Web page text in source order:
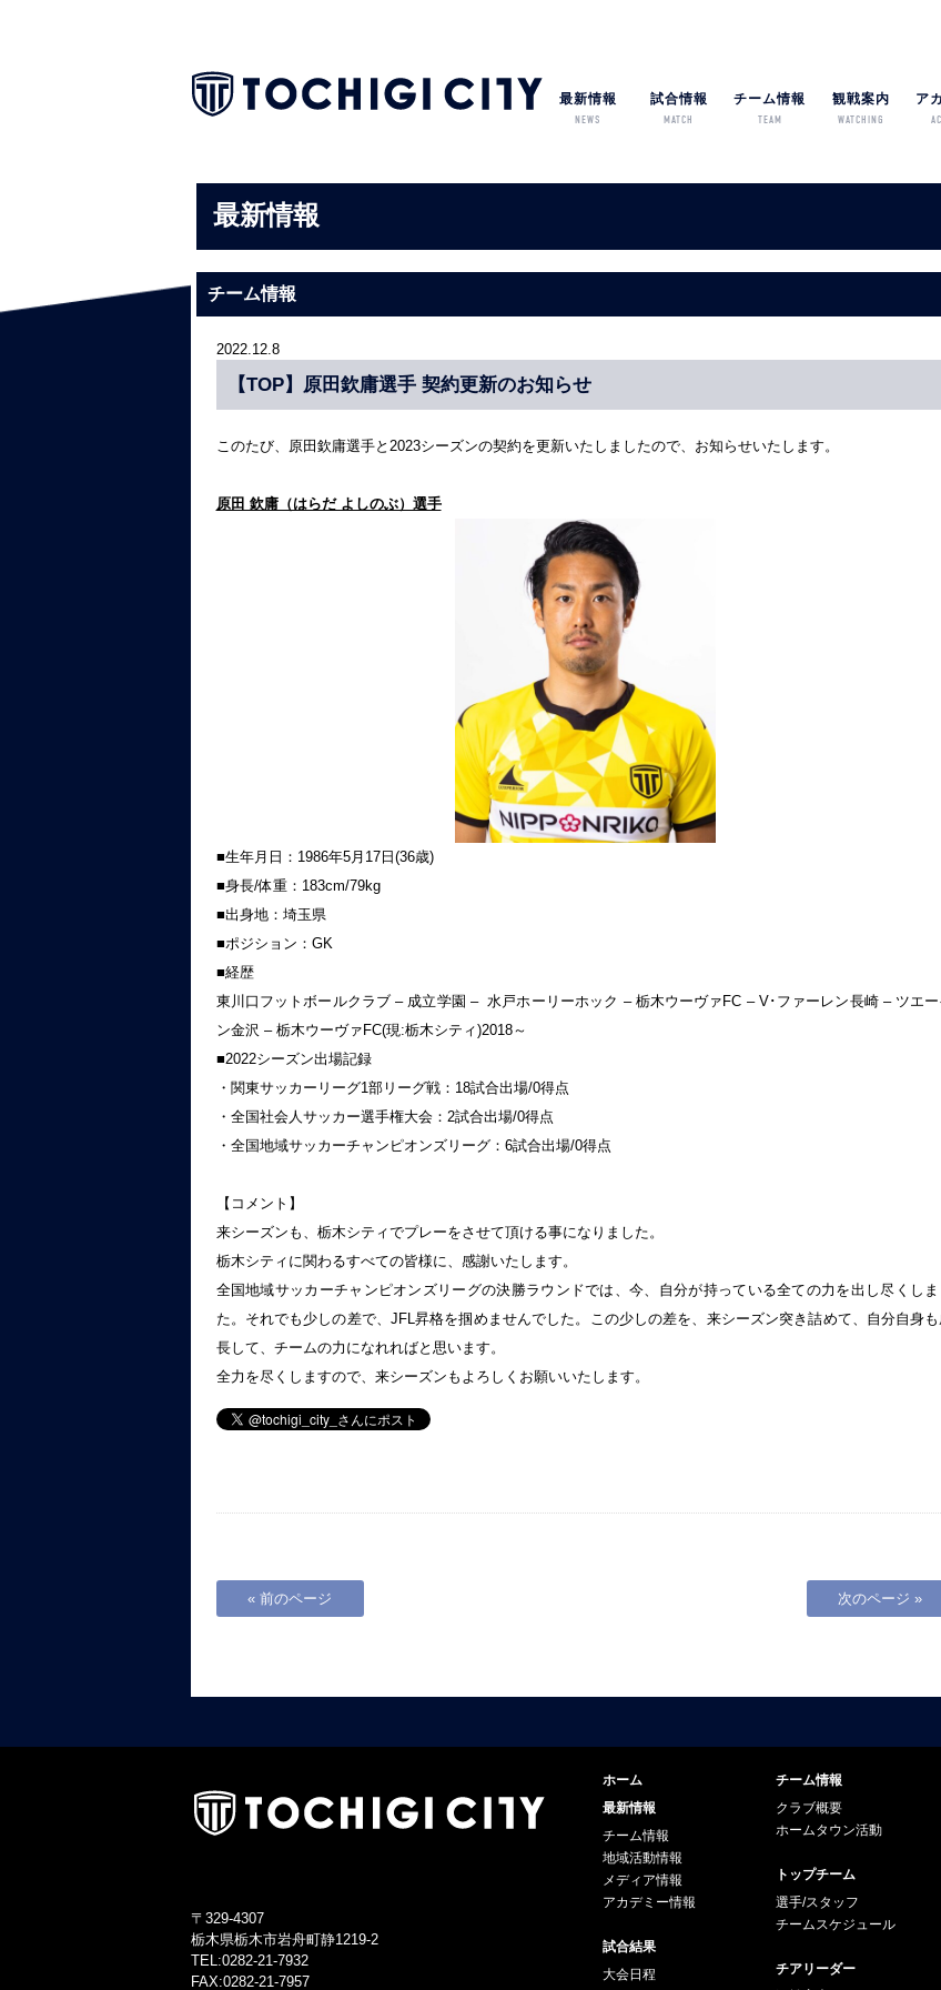
最新情報
NEWS
試合情報
MATCH
チーム情報
TEAM
観戦案内
WATCHING
ア
最新情報
チーム情報
2022.12.8
【TOP】原田欽庸選手 契約更新のお知らせ
このたび、原田欽庸選手と2023シーズンの契約を更新いたしましたので、お知らせいたします。
原田 欽庸（はらだ よしのぶ）選手
■生年月日：1986年5月17日(36歳)
■身長/体重：183cm/79kg
■出身地：埼玉県
■ポジション：GK
■経歴
東川口フットボールクラブ – 成立学園 – 水戸ホーリーホック – 栃木ウーヴァFC – V･ファーレン長崎 – ツエ
ン金沢 – 栃木ウーヴァFC(現:栃木シティ)2018～
■2022シーズン出場記録
・関東サッカーリーグ1部リーグ戦：18試合出場/0得点
・全国社会人サッカー選手権大会：2試合出場/0得点
・全国地域サッカーチャンピオンズリーグ：6試合出場/0得点
【コメント】
来シーズンも、栃木シティでプレーをさせて頂ける事になりました。
栃木シティに関わるすべての皆様に、感謝いたします。
全国地域サッカーチャンピオンズリーグの決勝ラウンドでは、今、自分が持っている全ての力を出し尽くしま
た。それでも少しの差で、JFL昇格を掴めませんでした。この少しの差を、来シーズン突き詰めて、自分自身
長して、チームの力になれればと思います。
全力を尽くしますので、来シーズンもよろしくお願いいたします。
« 前のページ 次のページ »
〒329-4307
栃木県栃木市岩舟町静1219-2
TEL:0282-21-7932
FAX:0282-21-7957
ホーム
最新情報
チーム情報
地域活動情報
メディア情報
アカデミー情報
試合結果
大会日程
チーム情報
クラブ概要
ホームタウン活動
トップチーム
選手/スタッフ
チームスケジュール
チアリーダー